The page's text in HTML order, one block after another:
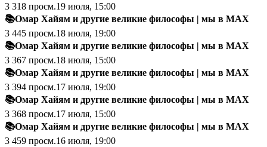
3 318 просм.19 июля, 15:00
📚Омар Хайям и другие великие философы | мы в MAX
3 445 просм.18 июля, 19:00
📚Омар Хайям и другие великие философы | мы в MAX
3 367 просм.18 июля, 15:00
📚Омар Хайям и другие великие философы | мы в MAX
3 394 просм.17 июля, 19:00
📚Омар Хайям и другие великие философы | мы в MAX
3 368 просм.17 июля, 15:00
📚Омар Хайям и другие великие философы | мы в MAX
3 459 просм.16 июля, 19:00